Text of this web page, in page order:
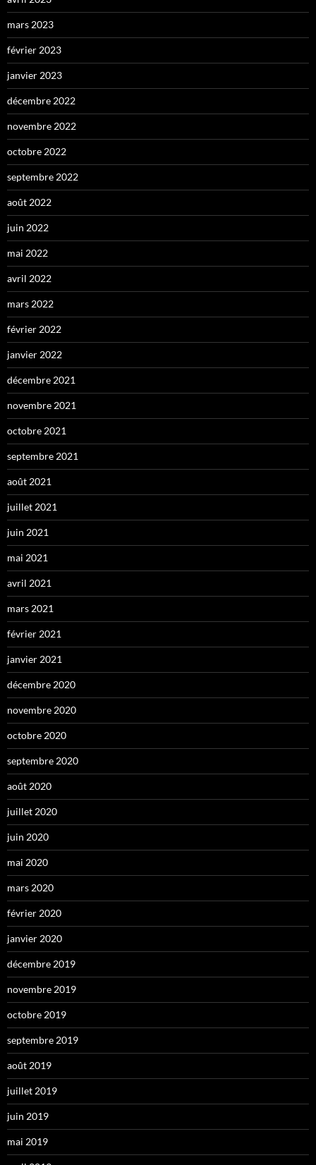
mars 2023
février 2023
janvier 2023
décembre 2022
novembre 2022
octobre 2022
septembre 2022
août 2022
juin 2022
mai 2022
avril 2022
mars 2022
février 2022
janvier 2022
décembre 2021
novembre 2021
octobre 2021
septembre 2021
août 2021
juillet 2021
juin 2021
mai 2021
avril 2021
mars 2021
février 2021
janvier 2021
décembre 2020
novembre 2020
octobre 2020
septembre 2020
août 2020
juillet 2020
juin 2020
mai 2020
mars 2020
février 2020
janvier 2020
décembre 2019
novembre 2019
octobre 2019
septembre 2019
août 2019
juillet 2019
juin 2019
mai 2019